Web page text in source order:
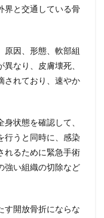
界と交通している骨
原因、形態、軟部組
なり、皮膚壊死、
されており、速やか
状態を確認して、
行うと同時に、感染
れるために緊急手術
強い組織の切除など
す開放骨折にならな